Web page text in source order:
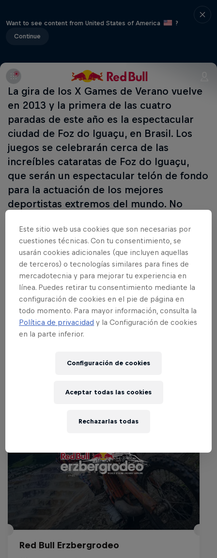
Want to see content from United States of America
?
Continue
La gira de los X Games de Verano vuelve
en 2013 y la primera de las cuatro
paradas de este año es la espectacular
ciudad de Foz do Iguaçu, en Brasil. Los
juegos se celebrarán cerca de las
increíbles cataratas de Foz do Iguaçu,
que serán un espectacular telón de fondo
para la actuación de los mejores
deportistas extremos del mundo. No
vuelve dispuesto a todo para hacerse con
la victoria en la categoría de Rallycross.
Part of this event
Mathieu Rebeaud
Suiza
Eventos Relacionados
Red Bull Erzbergrodeo
Este sitio web usa cookies que son necesarias por
cuestiones técnicas. Con tu consentimiento, se
usarán cookies adicionales (que incluyen aquellas
de terceros) o tecnologías similares para fines de
mercadotecnia y para mejorar tu experiencia en
línea. Puedes retirar tu consentimiento mediante la
configuración de cookies en el pie de página en
todo momento. Para mayor información, consulta la
Política de privacidad y la Configuración de cookies
en la parte inferior.
Configuración de cookies
Rechazarlas todas
Aceptar todas las cookies